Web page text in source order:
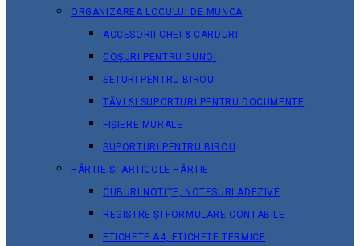
ORGANIZAREA LOCULUI DE MUNCA
ACCESORII CHEI & СARDURI
COȘURI PENTRU GUNOI
SETURI PENTRU BIROU
TĂVI ȘI SUPORTURI PENTRU DOCUMENTE
FIȘIERE MURALE
SUPORTURI PENTRU BIROU
HÂRTIE ȘI ARTICOLE HÂRTIE
CUBURI NOTIȚE, NOTESURI ADEZIVE
REGISTRE ȘI FORMULARE CONTABILE
ETICHETE A4, ETICHETE TERMICE